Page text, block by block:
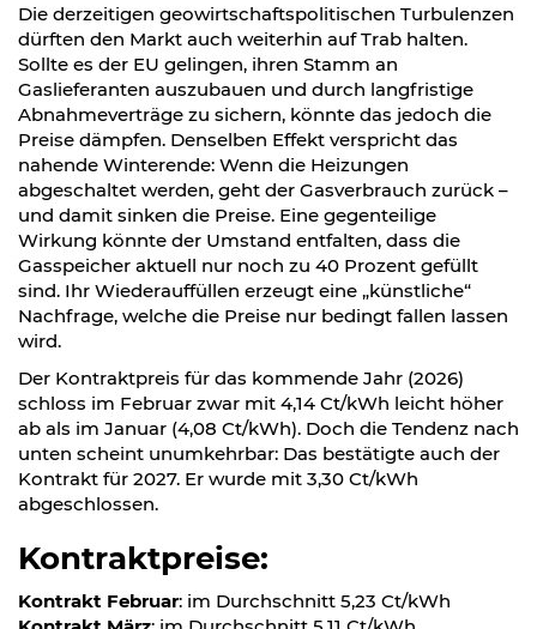
Die derzeitigen geowirtschaftspolitischen Turbulenzen
dürften den Markt auch weiterhin auf Trab halten.
Sollte es der EU gelingen, ihren Stamm an
Gaslieferanten auszubauen und durch langfristige
Abnahmeverträge zu sichern, könnte das jedoch die
Preise dämpfen. Denselben Effekt verspricht das
nahende Winterende: Wenn die Heizungen
abgeschaltet werden, geht der Gasverbrauch zurück –
und damit sinken die Preise. Eine gegenteilige
Wirkung könnte der Umstand entfalten, dass die
Gasspeicher aktuell nur noch zu 40 Prozent gefüllt
sind. Ihr Wiederauffüllen erzeugt eine „künstliche“
Nachfrage, welche die Preise nur bedingt fallen lassen
wird.
Der Kontraktpreis für das kommende Jahr (2026)
schloss im Februar zwar mit 4,14 Ct/kWh leicht höher
ab als im Januar (4,08 Ct/kWh). Doch die Tendenz nach
unten scheint unumkehrbar: Das bestätigte auch der
Kontrakt für 2027. Er wurde mit 3,30 Ct/kWh
abgeschlossen.
Kontraktpreise:
Kontrakt Februar: im Durchschnitt 5,23 Ct/kWh